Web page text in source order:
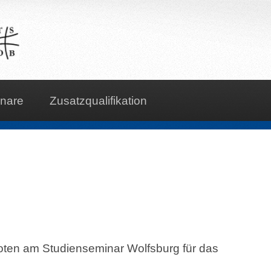
Zusatzqualifikation
am Studienseminar Wolfsburg für das